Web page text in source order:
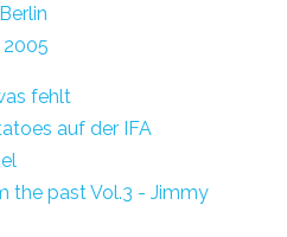
fehlt
auf der IFA
the past Vol.3 - Jimmy